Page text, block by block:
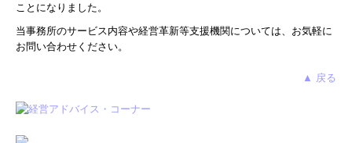
ことになりました。
当事務所のサービス内容や経営革新等支援機関については、お気軽に
お問い合わせください。
▲ 戻る